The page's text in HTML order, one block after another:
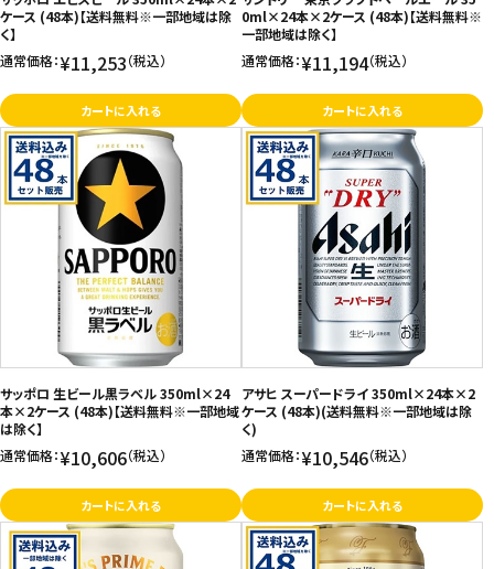
ケース (48本)【送料無料※一部地域は除
く】
通常価格：¥11,253（税込）
カートに入れる
0ml×24本×2ケース (48本)【送料無料※
一部地域は除く】
通常価格：¥11,194（税込）
カートに入れる
サッポロ 生ビール黒ラベル 350ml×24
本×2ケース (48本)【送料無料※一部地域
は除く】
通常価格：¥10,606（税込）
カートに入れる
アサヒ スーパードライ 350ml×24本×2
ケース (48本)(送料無料※一部地域は除
く)
通常価格：¥10,546（税込）
カートに入れる